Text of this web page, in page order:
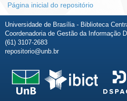
Página inicial do repositório
Universidade de Brasília - Biblioteca
Coordenadoria de Gestão da Informação
(61) 3107-2683
repositorio@unb.br